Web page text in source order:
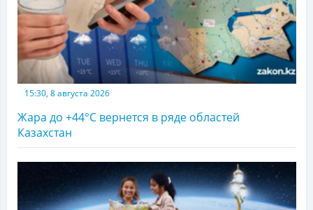
15:30, 8 августа 2026
Жара до +44°С вернется в ряде областей
Казахстан